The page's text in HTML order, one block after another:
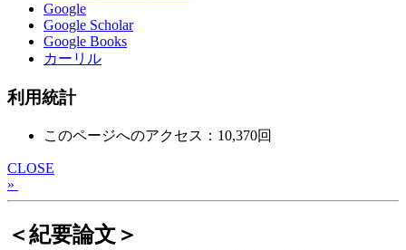
Google
Google Scholar
Google Books
カーリル
利用統計
このページへのアクセス：10,370回
CLOSE
»
＜紀要論文＞